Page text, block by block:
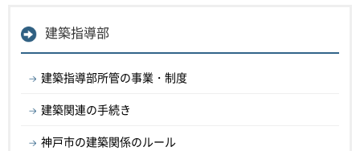
建築指導部
建築指導部所管の事業・制度
建築関連の手続き
神戸市の建築関係のルール